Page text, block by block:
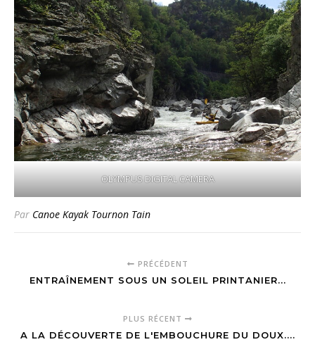
OLYMPUS DIGITAL CAMERA
Par Canoe Kayak Tournon Tain
PRÉCÉDENT
ENTRAÎNEMENT SOUS UN SOLEIL PRINTANIER...
PLUS RÉCENT
A LA DÉCOUVERTE DE L'EMBOUCHURE DU DOUX....